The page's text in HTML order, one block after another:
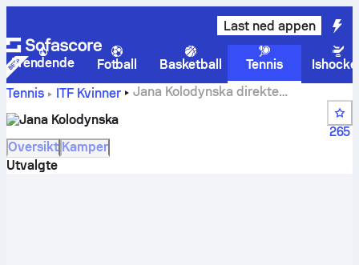
Last ned appen
Trendende Fotball Basketball Tennis
Tennis
ITF Kvinner
Jana Kolodynska direkte
Jana Kolodynska
265
Oversikt Kamper
Utvalgte